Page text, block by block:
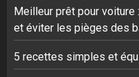
Meilleur prêt pour voiture
et éviter les pièges des
5 recettes simples et